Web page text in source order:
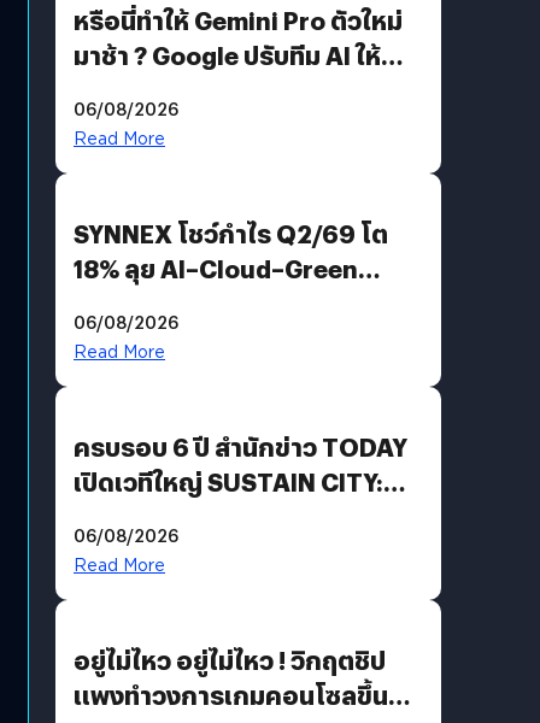
หรือนี่ทำให้ Gemini Pro ตัวใหม่
มาช้า ? Google ปรับทีม AI ให้
AGI
06/08/2026
Read More
SYNNEX โชว์กำไร Q2/69 โต
18% ลุย AI–Cloud–Green
Revenue เร่งเครื่อง New
06/08/2026
Read More
ครบรอบ 6 ปี สำนักข่าว TODAY
เปิดเวทีใหญ่ SUSTAIN CITY:
แนวทางปรับตัวสู่เศรษฐกิจสี
06/08/2026
Read More
อยู่ไม่ไหว อยู่ไม่ไหว ! วิกฤตชิป
แพงทำวงการเกมคอนโซลขึ้น